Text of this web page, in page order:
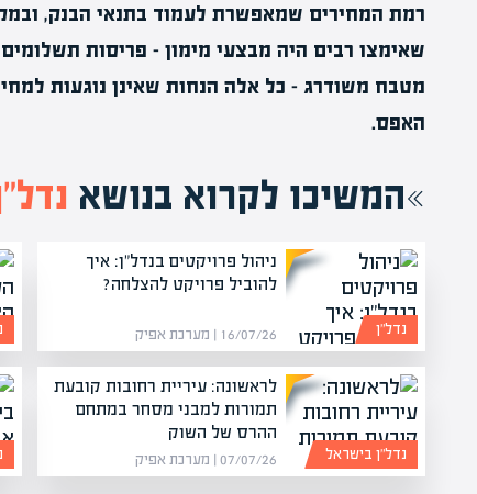
רמת המחירים שמאפשרת לעמוד בתנאי הבנק,
שאימצו רבים היה מבצעי מימון – פריסות
מטבח משודרג – כל אלה הנחות שאינן נוגעות
האפס.
המשיכו לקרוא בנושא
ניהול פרויקטים בנדל"ן: איך
להוביל פרויקט להצלחה?
16/07/26 | מערכת אפיק נדל”ן
לראשונה: עיריית רחובות קובעת
תמורות למבני מסחר במתחם
ההרס של השוק
07/07/26 | מערכת אפיק נדל”ן בישראל